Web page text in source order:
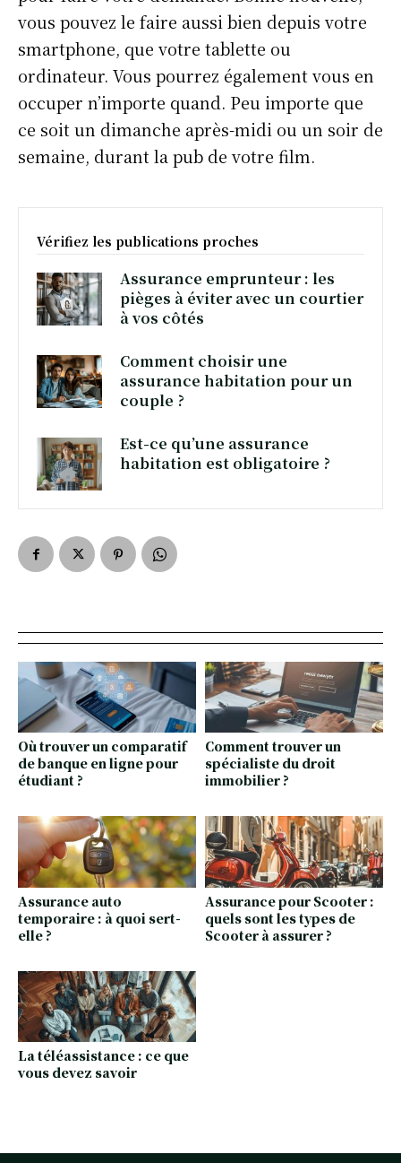
vous pouvez le faire aussi bien depuis votre
smartphone, que votre tablette ou
ordinateur. Vous pourrez également vous en
occuper n’importe quand. Peu importe que
ce soit un dimanche après-midi ou un soir de
semaine, durant la pub de votre film.
Vérifiez les publications proches
Assurance emprunteur : les
pièges à éviter avec un courtier
à vos côtés
Comment choisir une
assurance habitation pour un
couple ?
Est-ce qu’une assurance
habitation est obligatoire ?
Où trouver un comparatif
de banque en ligne pour
étudiant ?
Comment trouver un
spécialiste du droit
immobilier ?
Assurance auto
temporaire : à quoi sert-
elle ?
Assurance pour Scooter :
quels sont les types de
Scooter à assurer ?
La téléassistance : ce que
vous devez savoir